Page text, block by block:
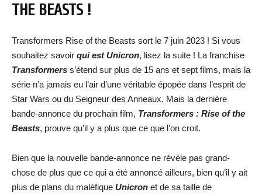
THE BEASTS !
Transformers Rise of the Beasts sort le 7 juin 2023 ! Si vous
souhaitez savoir qui est Unicron, lisez la suite ! La franchise
Transformers s’étend sur plus de 15 ans et sept films, mais la
série n’a jamais eu l’air d’une véritable épopée dans l’esprit de
Star Wars ou du Seigneur des Anneaux. Mais la dernière
bande-annonce du prochain film, Transformers : Rise of the
Beasts, prouve qu’il y a plus que ce que l’on croit.
Bien que la nouvelle bande-annonce ne révèle pas grand-
chose de plus que ce qui a été annoncé ailleurs, bien qu’il y ait
plus de plans du maléfique Unicron et de sa taille de